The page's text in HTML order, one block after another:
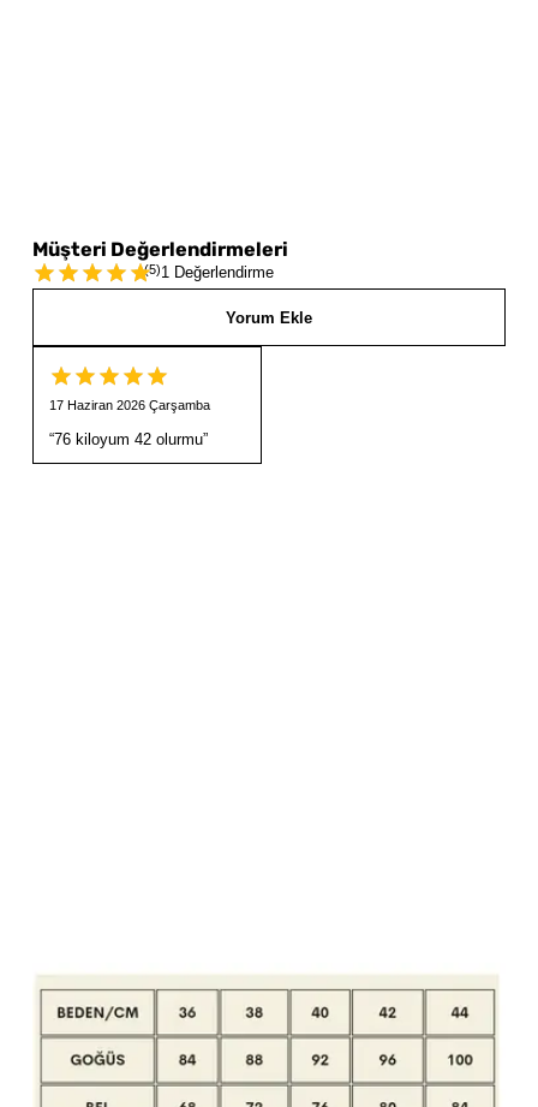
Müşteri Değerlendirmeleri
(5)1 Değerlendirme
Yorum Ekle
17 Haziran 2026 Çarşamba
“76 kiloyum 42 olurmu”